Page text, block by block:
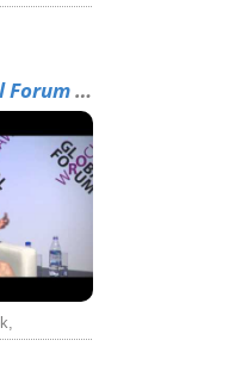
Wrocław Global Forum Sa...